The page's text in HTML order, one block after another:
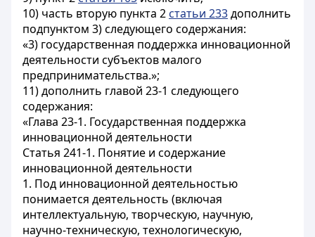
10) часть вторую пункта 2 статьи 233дополнить
подпунктом 3) следующего содержания:
«3) государственная поддержка инновационной
деятельности субъектов малого
предпринимательства.»;
11) дополнить главой 23-1 следующего
содержания:
«Глава 23-1. Государственная поддержка
инновационной деятельности
Статья 241-1. Понятие и содержание
инновационной деятельности
1. Под инновационной деятельностью
понимается деятельность (включая
интеллектуальную, творческую, научную,
научно-техническую, технологическую,